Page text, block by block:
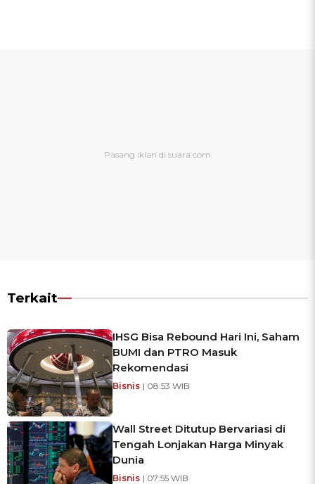
Terkait
IHSG Bisa Rebound Hari Ini, Saham
BUMI dan PTRO Masuk
Rekomendasi
Bisnis | 08:53 WIB
Wall Street Ditutup Bervariasi di
Tengah Lonjakan Harga Minyak
Dunia
Bisnis | 07:55 WIB